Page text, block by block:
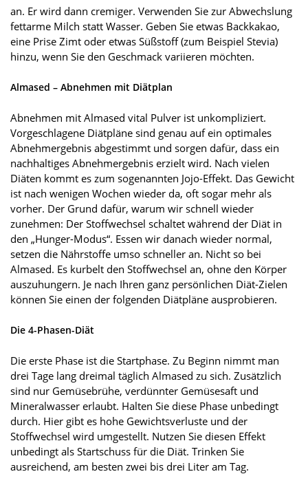
an. Er wird dann cremiger. Verwenden Sie zur Abwechslung
fettarme Milch statt Wasser. Geben Sie etwas Backkakao,
eine Prise Zimt oder etwas Süßstoff (zum Beispiel Stevia)
hinzu, wenn Sie den Geschmack variieren möchten.
Almased – Abnehmen mit Diätplan
Abnehmen mit Almased vital Pulver ist unkompliziert.
Vorgeschlagene Diätpläne sind genau auf ein optimales
Abnehmergebnis abgestimmt und sorgen dafür, dass ein
nachhaltiges Abnehmergebnis erzielt wird. Nach vielen
Diäten kommt es zum sogenannten Jojo-Effekt. Das Gewicht
ist nach wenigen Wochen wieder da, oft sogar mehr als
vorher. Der Grund dafür, warum wir schnell wieder
zunehmen: Der Stoffwechsel schaltet während der Diät in
den „Hunger-Modus“. Essen wir danach wieder normal,
setzen die Nährstoffe umso schneller an. Nicht so bei
Almased. Es kurbelt den Stoffwechsel an, ohne den Körper
auszuhungern. Je nach Ihren ganz persönlichen Diät-Zielen
können Sie einen der folgenden Diätpläne ausprobieren.
Die 4-Phasen-Diät
Die erste Phase ist die Startphase. Zu Beginn nimmt man
drei Tage lang dreimal täglich Almased zu sich. Zusätzlich
sind nur Gemüsebrühe, verdünnter Gemüsesaft und
Mineralwasser erlaubt. Halten Sie diese Phase unbedingt
durch. Hier gibt es hohe Gewichtsverluste und der
Stoffwechsel wird umgestellt. Nutzen Sie diesen Effekt
unbedingt als Startschuss für die Diät. Trinken Sie
ausreichend, am besten zwei bis drei Liter am Tag.